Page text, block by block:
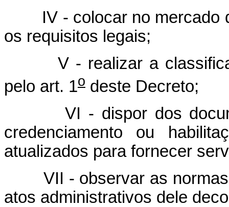
IV - colocar no mercado
os requisitos legais;
V - realizar a
pelo art. 1o deste Decreto;
VI - dispor dos
credenciamento ou
atualizados para fornecer
VII - observar as normas
atos administrativos dele